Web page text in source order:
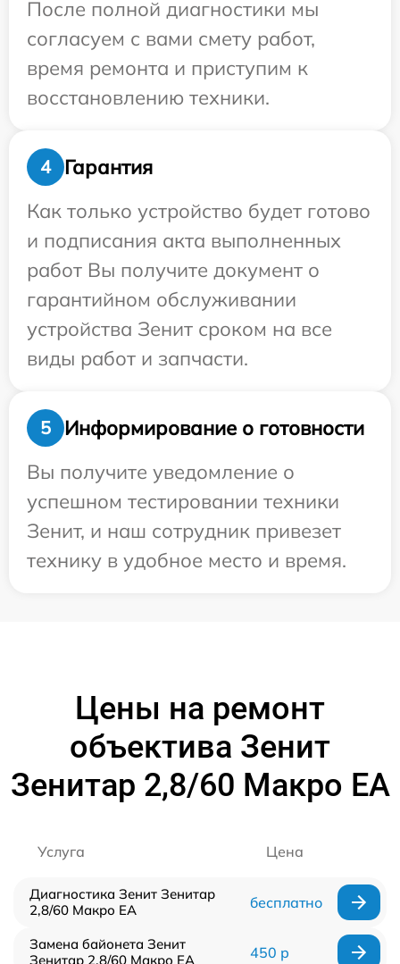
После полной диагностики мы
согласуем с вами смету работ,
время ремонта и приступим к
восстановлению техники.
4
Гарантия
Как только устройство будет готово
и подписания акта выполненных
работ Вы получите документ о
гарантийном обслуживании
устройства Зенит сроком на все
виды работ и запчасти.
5
Информирование о готовности
Вы получите уведомление о
успешном тестировании техники
Зенит, и наш сотрудник привезет
технику в удобное место и время.
Цены на ремонт
объектива Зенит
Зенитар 2,8/60 Макро ЕА
Услуга Цена
Диагностика Зенит Зенитар
2,8/60 Макро ЕА
бесплатно
Замена байонета Зенит
Зенитар 2,8/60 Макро ЕА
450 р